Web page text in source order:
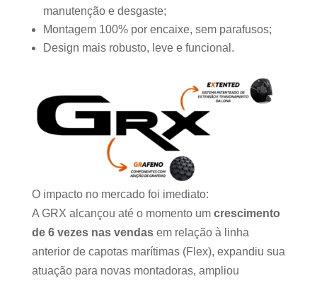
manutenção e desgaste;
Montagem 100% por encaixe, sem parafusos;
Design mais robusto, leve e funcional.
O impacto no mercado foi imediato:
A GRX alcançou até o momento um crescimento
de 6 vezes nas vendasem relação à linha
anterior de capotas marítimas (Flex), expandiu sua
atuação para novas montadoras, ampliou